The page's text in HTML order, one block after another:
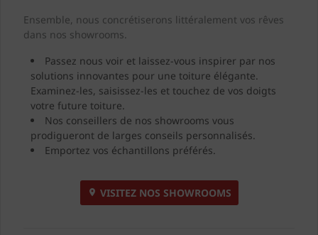
Ensemble, nous concrétiserons littéralement vos rêves
dans nos showrooms.
Passez nous voir et laissez-vous inspirer par nos
solutions innovantes pour une toiture élégante.
Examinez-les, saisissez-les et touchez de vos doigts
votre future toiture.
Nos conseillers de nos showrooms vous
prodigueront de larges conseils personnalisés.
Emportez vos échantillons préférés.
VISITEZ NOS SHOWROOMS